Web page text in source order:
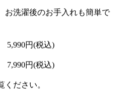
お洗濯後のお手入れも簡単で
円(税込)
円(税込)
ください。